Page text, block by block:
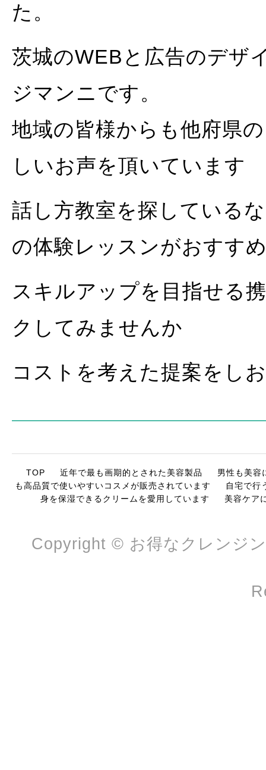
た。
茨城のWEBと広告のデザ
ジマンニです。
地域の皆様からも他府県
しいお声を頂いています
話し方教室を探している
の体験レッスンがおすす
スキルアップを目指せる
クしてみませんか
コストを考えた提案をし
TOP 近年で最も画期的とされた美容製品
男性も美容
も高品質で使いやすいコスメが販売されています
自宅で行
身を保湿できるクリームを愛用しています
美容ケア
Copyright © お得なクレンジ